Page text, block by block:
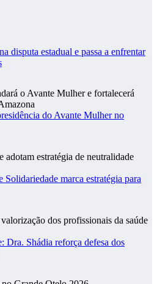
disputa estadual e passa a enfrentar
do Avante Mulher no
marca estratégia para
Dra. Shádia reforça defesa dos